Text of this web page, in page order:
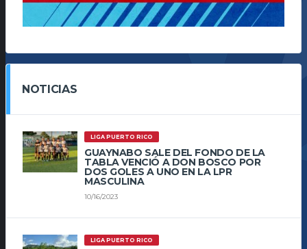
NOTICIAS
LIGA PUERTO RICO
GUAYNABO SALE DEL FONDO DE LA
TABLA VENCIÓ A DON BOSCO POR
DOS GOLES A UNO EN LA LPR
MASCULINA
10/16/2023
LIGA PUERTO RICO